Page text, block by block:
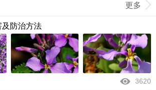
更多
及防治方法
3620